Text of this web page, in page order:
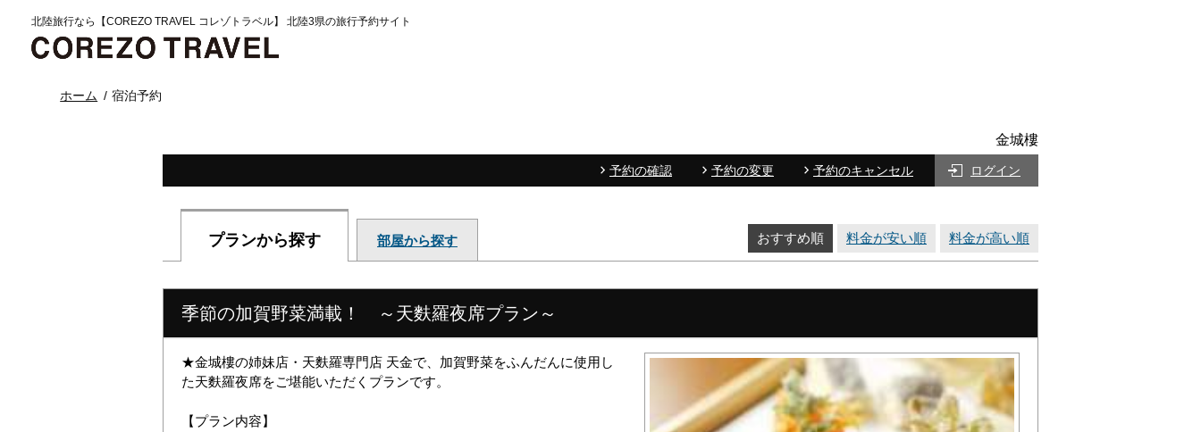
北陸旅行なら【COREZO TRAVEL コレゾトラベル】 北陸3県の旅行予約サイト
ホーム 宿泊予約
金城樓
予約の確認 予約の変更 予約のキャンセル ログイン
プランから探す 部屋から探す おすすめ順 料金が安い順 料金が高い順
季節の加賀野菜満載！ ～天麩羅夜席プラン～
★金城樓の姉妹店・天麩羅専門店 天金で、加賀野菜をふんだんに使用し
た天麩羅夜席をご堪能いただくプランです。
【プラン内容】